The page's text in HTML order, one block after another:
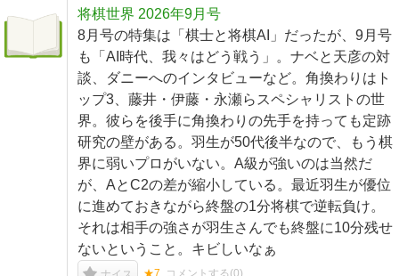
将棋世界 2026年9月号
8月号の特集は「棋士と将棋AI」だったが、9月号
も「AI時代、我々はどう戦う」。ナベと天彦の対
談、ダニーへのインタビューなど。角換わりはト
ップ3、藤井・伊藤・永瀬らスペシャリストの世
界。彼らを後手に角換わりの先手を持っても定跡
研究の壁がある。羽生が50代後半なので、もう棋
界に弱いプロがいない。A級が強いのは当然だ
が、AとC2の差が縮小している。最近羽生が優位
に進めておきながら終盤の1分将棋で逆転負け。
それは相手の強さが羽生さんでも終盤に10分残せ
ないということ。キビしいなぁ
★7 コメントする(0)